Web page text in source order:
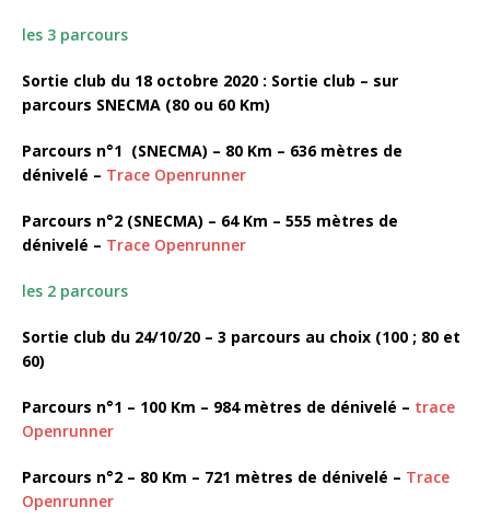
les 3 parcours
Sortie club du 18 octobre 2020 : Sortie club – sur
parcours SNECMA (80 ou 60 Km)
Parcours n°1 (SNECMA) – 80 Km – 636 mètres de
dénivelé – Trace Openrunner
Parcours n°2 (SNECMA) – 64 Km – 555 mètres de
dénivelé – Trace Openrunner
les 2 parcours
Sortie club du 24/10/20 – 3 parcours au choix (100 ; 80 et
60)
Parcours n°1 – 100 Km – 984 mètres de dénivelé – trace
Openrunner
Parcours n°2 – 80 Km – 721 mètres de dénivelé – Trace
Openrunner